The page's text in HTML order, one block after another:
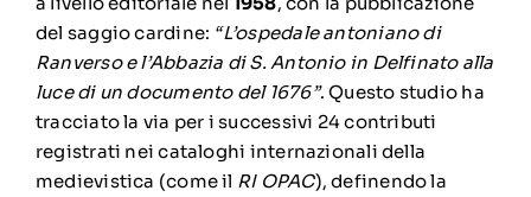
del saggio cardine: “L’ospedale antoniano di
Ranverso e l’Abbazia di S. Antonio in Delfinato alla
luce di un documento del 1676”. Questo studio ha
tracciato la via per i successivi 24 contributi
registrati nei cataloghi internazionali della
medievistica (come il RI OPAC), definendo la